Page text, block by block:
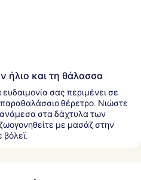
ήλιο και τη θάλασσα
σας περιμένει σε
παραθαλάσσιο θέρετρο. Νιώστε
στα δάχτυλα των
με μασάζ στην
βόλεϊ.